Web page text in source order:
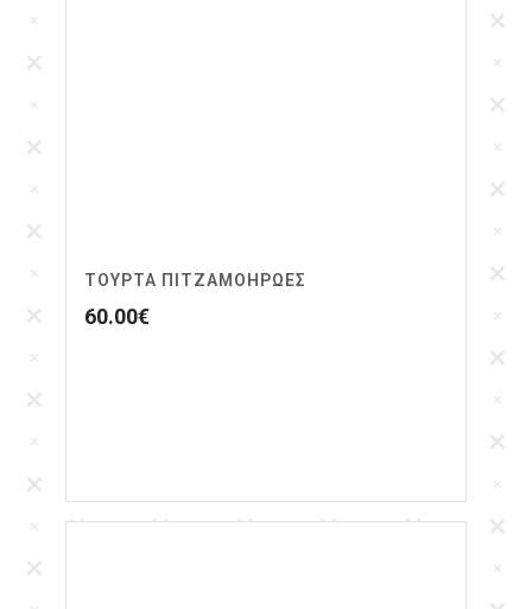
ΤΟΥΡΤΑ ΠΙΤΖΑΜΟΗΡΩΕΣ
60.00€